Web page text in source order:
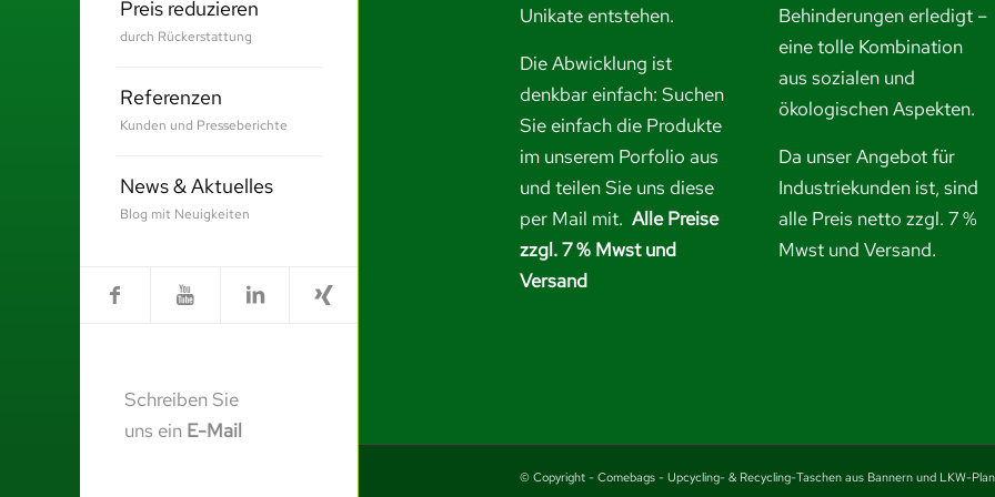
Preis reduzieren
durch Rückerstattung
Referenzen
Kunden und Presseberichte
News & Aktuelles
Blog mit Neuigkeiten
Schreiben Sie
uns ein E-Mail
Unikate entstehen.
Die Abwicklung ist
denkbar einfach: Suchen
Sie einfach die Produkte
im unserem Porfolio aus
und teilen Sie uns diese
per Mail mit. Alle Preise
zzgl. 7 % Mwst und
Versand
Behinderungen erledigt –
eine tolle Kombination
aus sozialen und
ökologischen Aspekten.
Da unser Angebot für
Industriekunden ist, sind
alle Preis netto zzgl. 7 %
Mwst und Versand.
© Copyright - Comebags - Upcycling- & Recycling-Taschen aus Bannern und LKW-